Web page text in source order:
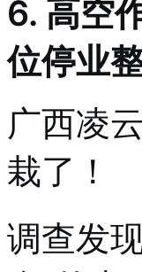
6. 高空
位停业
广西凌
栽了！
调查发